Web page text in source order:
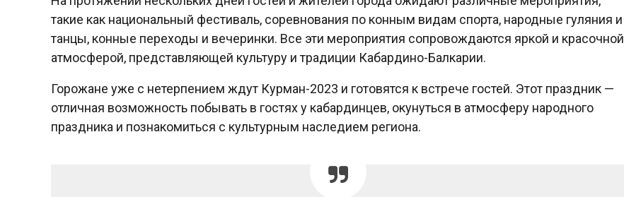
такие как национальный фестиваль, соревнования по конным видам спорта, народные гуляния и
танцы, конные переходы и вечеринки. Все эти мероприятия сопровождаются яркой и красочной
атмосферой, представляющей культуру и традиции Кабардино-Балкарии.
Горожане уже с нетерпением ждут Курман-2023 и готовятся к встрече гостей. Этот праздник —
отличная возможность побывать в гостях у кабардинцев, окунуться в атмосферу народного
праздника и познакомиться с культурным наследием региона.